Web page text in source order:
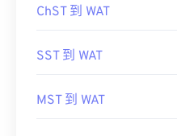
ChST 到 WAT
SST 到 WAT
MST 到 WAT